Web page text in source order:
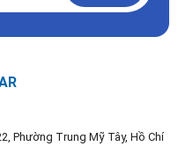
Phường Trung Mỹ Tây, Hồ Chí